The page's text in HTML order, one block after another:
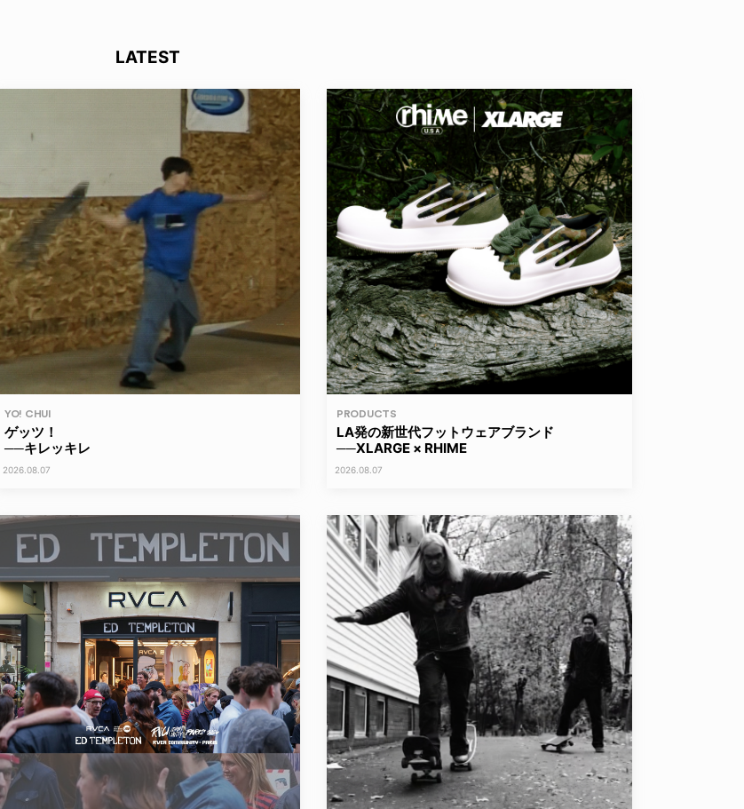
LATEST
YO! CHUI
ゲッツ！
──キレッキレ
2026.08.07
PRODUCTS
LA発の新世代フットウェアブランド
──XLARGE × RHIME
2026.08.07